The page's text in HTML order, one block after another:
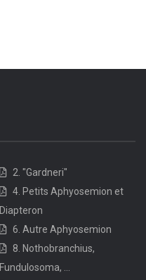
2. "Gardneri"
4. Petits Aphyosemion et
Diapteron
6. Autre Aphyosemion
8. Nothobranchius,
Fundulosoma, ...